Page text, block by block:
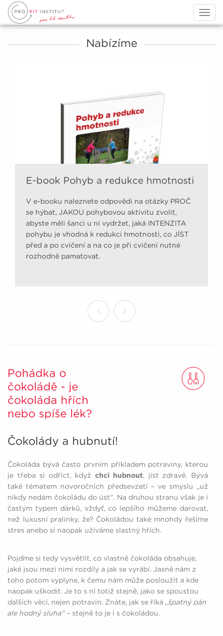
Nabízíme
E-book Pohyb a redukce hmotnosti
V e-booku naleznete odpovědi na otázky PROČ
se hýbat, JAKOU pohybovou aktivitu zvolit,
abyste měli šanci u ní vydržet, jaká INTENZITA
pohybu je vhodná k redukci hmotnosti, co JÍST
před a po cvičení a na co je při cvičení nutné
rozhodně pamatovat.
Pohádka o
čokoládě - je
čokoláda hřích
nebo spíše lék?
Čokolády a hubnutí!
Čokoláda bývá často prvním příkladem potraviny, kterou
je třeba si odříct, když chci hubnout, jíst zdravě. Bývá
také tématem novoročních předsevzetí – ve smyslu „už
nikdy nedám čokoládu do úst“. Na druhou stranu však je i
častým typem dárků, vždyť, co lepšího můžeme darovat,
než luxusní pralinky, že? Čokoládou také mnohdy řešíme
stres anebo si naopak užíváme slastný hřích.
Pojďme si tedy vysvětlit, co vlastně čokoláda obsahuje,
jaké jsou mezi nimi rozdíly a jak se vyrábí. Jasně nám z
toho potom vyplyne, k čemu nám může posloužit a kde
naopak uškodit. Je to s ní totiž stejně, jako se spoustou
dalších věcí, nejen potravin. Znáte, jak se říká „špatný pán
ale hodný sluha“– stejně to je i s čokoládou.